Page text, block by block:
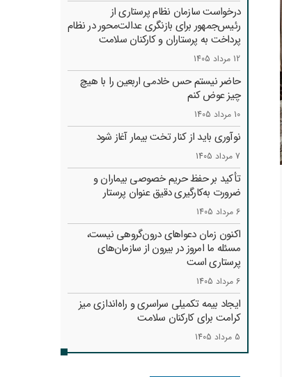
درخواست سازمان نظام پرستاری از
رئیس‌جمهور برای بازنگری عدالت‌محور در نظام
پرداخت به پرستاران و کارکنان سلامت
12 مرداد 1405
حاضر نیستم حس خادمی اربعین را با هیچ
چیز عوض کنم
10 مرداد 1405
نوآوری باید از کنار تخت بیمار آغاز شود
7 مرداد 1405
تأکید بر حفظ حریم خصوصی بیماران و
ضرورت به‌کارگیری دقیق عنوان پرستار
6 مرداد 1405
اکنون زمان دعواهای درون‌گروهی نیست،
مسئله ما امروز در بیرون از سازمان‌های
پرستاری است
6 مرداد 1405
ایجاد بیمه تکمیلی سراسری و راه‌اندازی میز
کرامت برای کارکنان سلامت
5 مرداد 1405